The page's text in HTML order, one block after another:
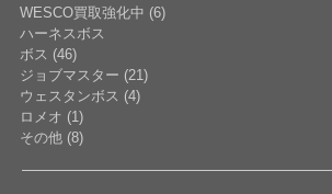
WESCO買取強化中 (6)
ハーネスボス
ボス (46)
ジョブマスター (21)
ウェスタンボス (4)
ロメオ (1)
その他 (8)